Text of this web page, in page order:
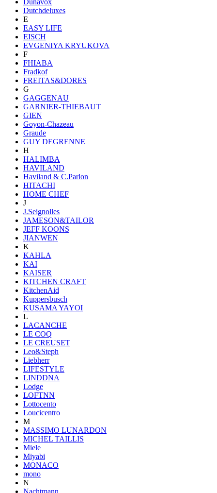
Dutchdeluxes
E
EASY LIFE
EISCH
EVGENIYA KRYUKOVA
F
FHIABA
Fradkof
FREITAS&DORES
G
GAGGENAU
GARNIER-THIEBAUT
GIEN
Goyon-Chazeau
Graude
GUY DEGRENNE
H
HALIMBA
HAVILAND
Haviland & C.Parlon
HITACHI
HOME CHEF
J
J.Seignolles
JAMESON&TAILOR
JEFF KOONS
JIANWEN
K
KAHLA
KAI
KAISER
KITCHEN CRAFT
KitchenAid
Kuppersbusch
KUSAMA YAYOI
L
LACANCHE
LE COQ
LE CREUSET
Leo&Steph
Liebherr
LIFESTYLE
LINDDNA
Lodge
LOFTNN
Lottocento
Loucicentro
M
MASSIMO LUNARDON
MICHEL TAILLIS
Miele
Miyabi
MONACO
mono
N
Nachtmann